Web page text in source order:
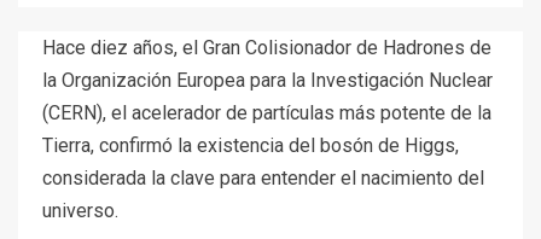
Hace diez años, el Gran Colisionador de Hadrones de
la Organización Europea para la Investigación Nuclear
(CERN), el acelerador de partículas más potente de la
Tierra, confirmó la existencia del bosón de Higgs,
considerada la clave para entender el nacimiento del
universo.